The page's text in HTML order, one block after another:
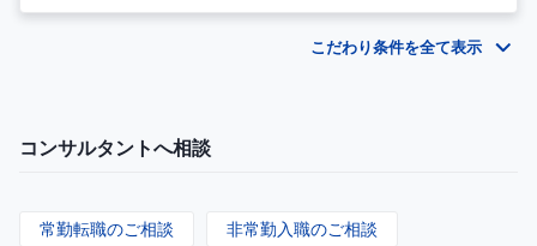
こだわり条件を全て表示
コンサルタントへ相談
常勤転職のご相談 非常勤入職のご相談